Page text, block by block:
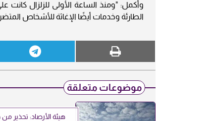
وأكمل: "ومنذ الساعة الأولى للزلزال كانت
الطارئة وخدمات أيضًا الإغاثة للأشخاص
موضوعات متعلقة
هيئة الأرصاد: تحذير